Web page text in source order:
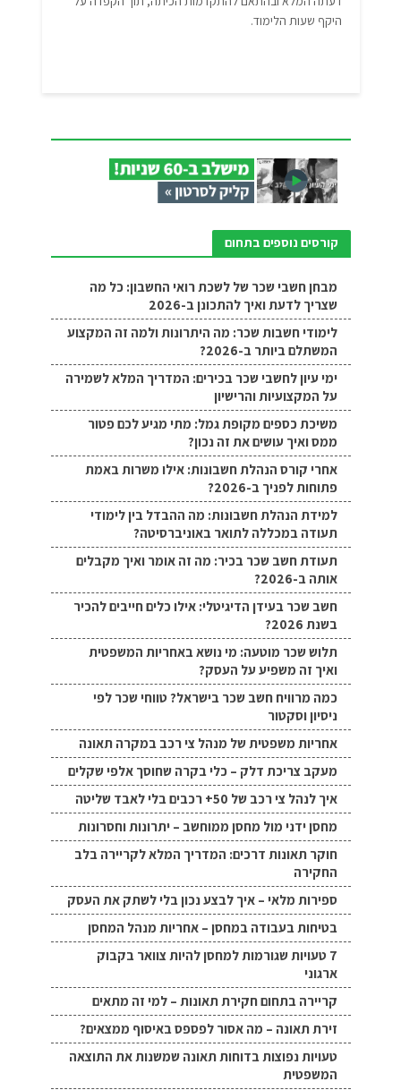
היקף שעות הלימוד.
קורסים נוספים בתחום
מבחן חשבי שכר של לשכת רואי החשבון: כל מה
שצריך לדעת ואיך להתכונן ב-2026
לימודי חשבות שכר: מה היתרונות ולמה זה המקצוע
המשתלם ביותר ב-2026?
ימי עיון לחשבי שכר בכירים: המדריך המלא לשמירה
על המקצועיות והרישיון
משיכת כספים מקופת גמל: מתי מגיע לכם פטור
ממס ואיך עושים את זה נכון?
אחרי קורס הנהלת חשבונות: אילו משרות באמת
פתוחות לפניך ב-2026?
למידת הנהלת חשבונות: מה ההבדל בין לימודי
תעודה במכללה לתואר באוניברסיטה?
תעודת חשב שכר בכיר: מה זה אומר ואיך מקבלים
אותה ב-2026?
חשב שכר בעידן הדיגיטלי: אילו כלים חייבים להכיר
בשנת 2026?
תלוש שכר מוטעה: מי נושא באחריות המשפטית
ואיך זה משפיע על העסק?
כמה מרוויח חשב שכר בישראל? טווחי שכר לפי
ניסיון וסקטור
אחריות משפטית של מנהל צי רכב במקרה תאונה
מעקב צריכת דלק – כלי בקרה שחוסך אלפי שקלים
איך לנהל צי רכב של 50+ רכבים בלי לאבד שליטה
מחסן ידני מול מחסן ממוחשב – יתרונות וחסרונות
חוקר תאונות דרכים: המדריך המלא לקריירה בלב
החקירה
ספירות מלאי – איך לבצע נכון בלי לשתק את העסק
בטיחות בעבודה במחסן – אחריות מנהל המחסן
7 טעויות שגורמות למחסן להיות צוואר בקבוק
ארגוני
קריירה בתחום חקירת תאונות – למי זה מתאים
זירת תאונה – מה אסור לפספס באיסוף ממצאים?
טעויות נפוצות בדוחות תאונה שמשנות את התוצאה
המשפטית